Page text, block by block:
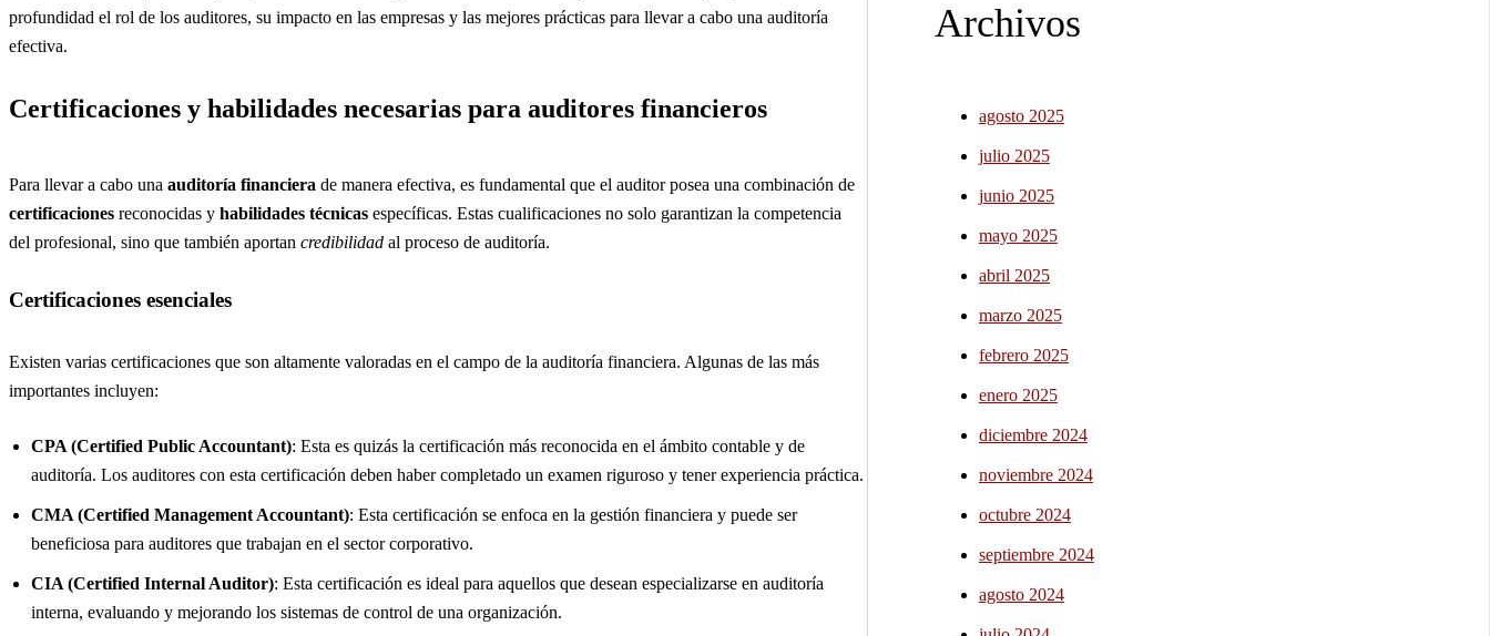
profundidad el rol de los auditores, su impacto en las empresas y las mejores prácticas para llevar a cabo una auditoría
efectiva.
Certificaciones y habilidades necesarias para auditores financieros
Para llevar a cabo una auditoría financiera de manera efectiva, es fundamental que el auditor posea una combinación de
certificaciones reconocidas y habilidades técnicas específicas. Estas cualificaciones no solo garantizan la competencia
del profesional, sino que también aportan credibilidad al proceso de auditoría.
Certificaciones esenciales
Existen varias certificaciones que son altamente valoradas en el campo de la auditoría financiera. Algunas de las más
importantes incluyen:
CPA (Certified Public Accountant): Esta es quizás la certificación más reconocida en el ámbito contable y de
auditoría. Los auditores con esta certificación deben haber completado un examen riguroso y tener experiencia práctica.
CMA (Certified Management Accountant): Esta certificación se enfoca en la gestión financiera y puede ser
beneficiosa para auditores que trabajan en el sector corporativo.
CIA (Certified Internal Auditor): Esta certificación es ideal para aquellos que desean especializarse en auditoría
interna, evaluando y mejorando los sistemas de control de una organización.
Archivos
agosto 2025
julio 2025
junio 2025
mayo 2025
abril 2025
marzo 2025
febrero 2025
enero 2025
diciembre 2024
noviembre 2024
octubre 2024
septiembre 2024
agosto 2024